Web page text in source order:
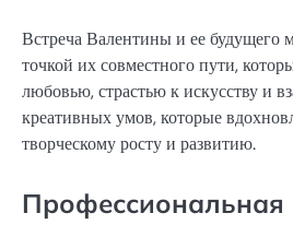
Встреча Валентины и ее будущего
точкой их совместного пути,
любовью, страстью к искусству и
креативных умов, которые
творческому росту и развитию.
Профессиональная